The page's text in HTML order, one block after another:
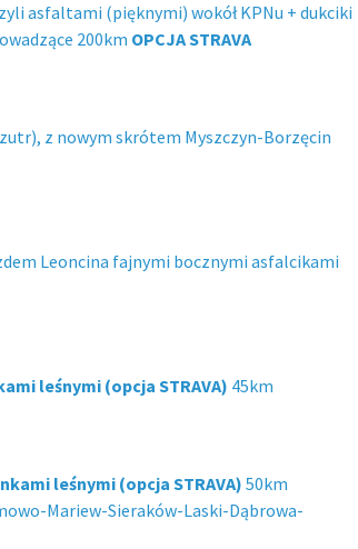
asfaltami (pięknymi) wokół KPNu + dukciki
200km OPCJA STRAVA
z nowym skrótem Myszczyn-Borzęcin
Leoncina fajnymi bocznymi asfalcikami
leśnymi (opcja STRAVA) 45km
leśnymi (opcja STRAVA) 50km
Mariew-Sieraków-Laski-Dąbrowa-